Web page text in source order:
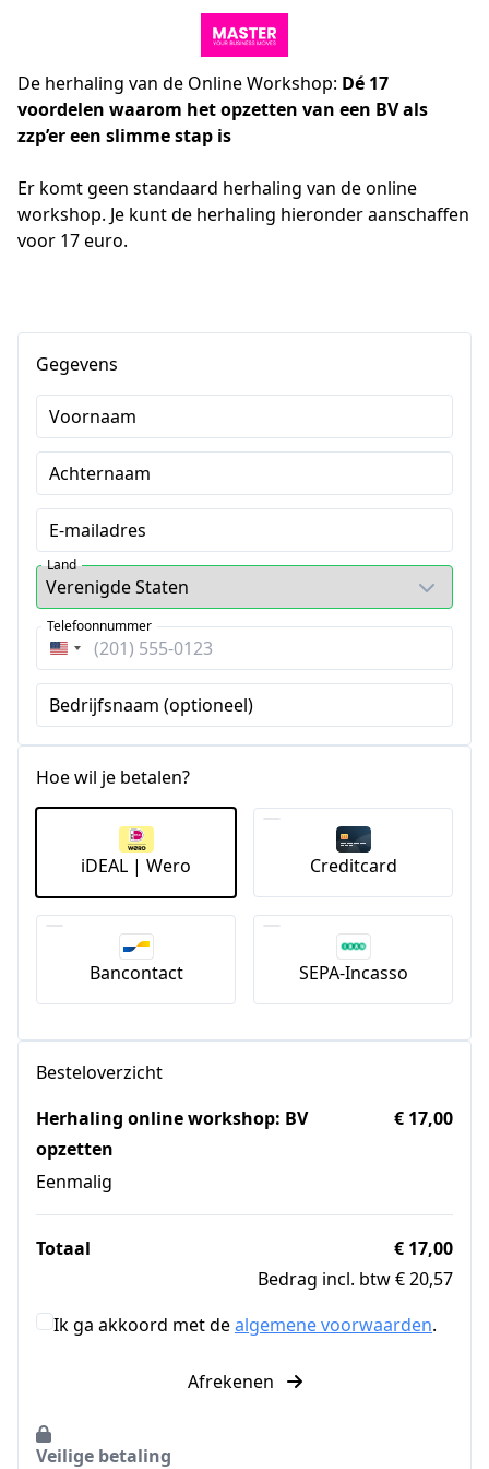
De herhaling van de Online Workshop: Dé 17
voordelen waarom het opzetten van een BV als
zzp’er een slimme stap is
Er komt geen standaard herhaling van de online
workshop. Je kunt de herhaling hieronder aanschaffen
voor 17 euro.
Gegevens
Voornaam
Achternaam
E-mailadres
Land
Verenigde
Staten
+1
Telefoonnummer
Bedrijfsnaam (optioneel)
Hoe wil je betalen?
iDEAL | Wero Creditcard
Bancontact SEPA-Incasso
Besteloverzicht
Herhaling online workshop: BV
opzetten
Eenmalig
€ 17,00
Totaal
€ 17,00
Bedrag incl. btw € 20,57
Ik ga akkoord met dealgemene voorwaarden.
Afrekenen
Veilige betaling